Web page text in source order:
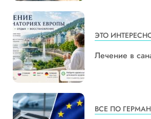
ЭТО
Лечение в
ВСЕ ПО